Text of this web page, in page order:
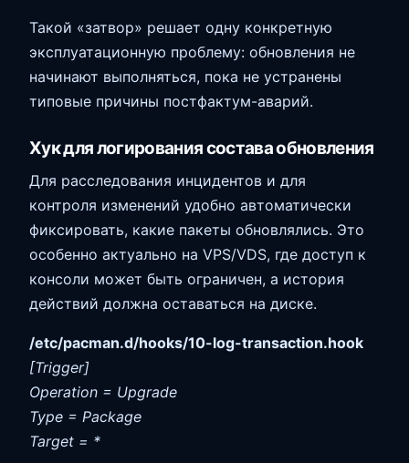
Такой «затвор» решает одну конкретную
эксплуатационную проблему: обновления не
начинают выполняться, пока не устранены
типовые причины постфактум-аварий.
Хук для логирования состава обновления
Для расследования инцидентов и для
контроля изменений удобно автоматически
фиксировать, какие пакеты обновлялись. Это
особенно актуально на VPS/VDS, где доступ к
консоли может быть ограничен, а история
действий должна оставаться на диске.
/etc/pacman.d/hooks/10-log-transaction.hook
[Trigger]
Operation = Upgrade
Type = Package
Target = *